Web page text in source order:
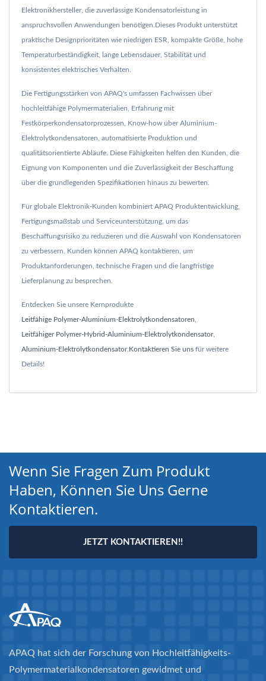
Elektronikhersteller, die zuverlässige Kondensatorleistung in
anspruchsvollen Anwendungen benötigen.Dieses Produkt unterstützt
praktische Designprioritäten wie niedrigen ESR, kompakte Größe, hohe
Temperaturbeständigkeit, lange Lebensdauer, Stabilität und
konsistentes elektrisches Verhalten.
Die Fertigungsstärken von APAQ's umfassen Fachwissen über
hochleitfähige Polymermaterialien, Erfahrung mit
Festkörperkondensatorprozessen, Know-how über Aluminium-
Elektrolytkondensatoren, automatisierte Produktion und
qualitätsorientierte Abläufe. Diese Fähigkeiten helfen den Kunden, die
Eignung von Komponenten und die Zuverlässigkeit der Beschaffung
über die grundlegenden Spezifikationen hinaus zu bewerten.
Für globale Elektronik-Kunden kombiniert APAQ Produktentwicklung,
Fertigungsmaßstab und Serviceunterstützung, um das
Beschaffungsrisiko zu reduzieren und die Auswahl von Kondensatoren
zu verbessern. Kunden können APAQ kontaktieren, um
Produktanforderungen, technische Fragen und die langfristige
Lieferplanung zu besprechen.
Entdecken Sie unsere Kernprodukte
Leitfähige Polymer-Aluminium-Elektrolytkondensatoren,
Leitfähiger Polymer-Hybrid-Aluminium-Elektrolytkondensator,
Aluminium-Elektrolytkondensator. Kontaktieren Sie uns für weitere
Details!
Wenn Sie Fragen Zum Produkt
Haben, Können Sie Uns Gerne
Kontaktieren.
JETZT KONTAKTIEREN!!
APAQ hat sich der Forschung von Hochleitfähigkeits-
Polymermaterialkondensatoren gewidmet und